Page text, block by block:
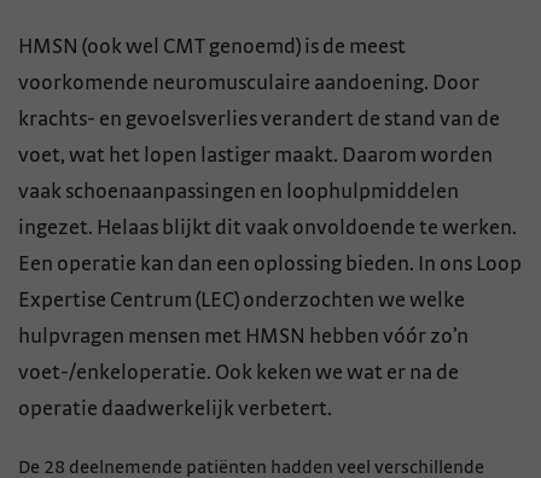
HMSN (ook wel CMT genoemd) is de meest
voorkomende neuromusculaire aandoening. Door
krachts- en gevoelsverlies verandert de stand van de
voet, wat het lopen lastiger maakt. Daarom worden
vaak schoenaanpassingen en loophulpmiddelen
ingezet. Helaas blijkt dit vaak onvoldoende te werken.
Een operatie kan dan een oplossing bieden. In ons Loop
Expertise Centrum (LEC) onderzochten we welke
hulpvragen mensen met HMSN hebben vóór zo’n
voet-/enkeloperatie. Ook keken we wat er na de
operatie daadwerkelijk verbetert.
De 28 deelnemende patiënten hadden veel verschillende